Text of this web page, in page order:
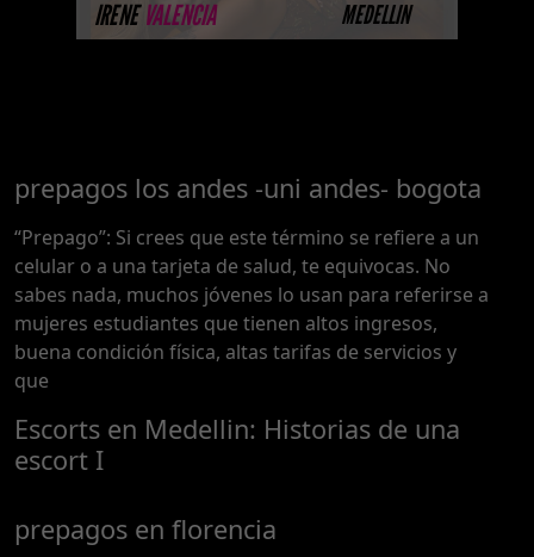
IRENE VALENCIA MEDELLIN
prepagos los andes -uni andes- bogota
“Prepago”: Si crees que este término se refiere a un
celular o a una tarjeta de salud, te equivocas. No
sabes nada, muchos jóvenes lo usan para referirse a
mujeres estudiantes que tienen altos ingresos,
buena condición física, altas tarifas de servicios y
que
Escorts en Medellin: Historias de una
escort I
prepagos en florencia